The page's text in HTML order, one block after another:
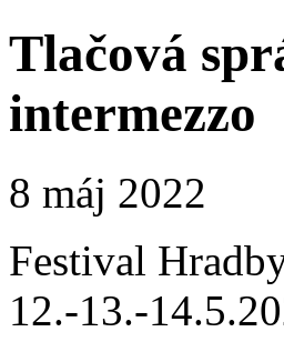
Tlačová
intermezzo
8 máj 2022
Festival
12.-13.-